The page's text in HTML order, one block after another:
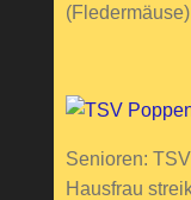
(Fledermäuse)
Senioren:
Hausfrau